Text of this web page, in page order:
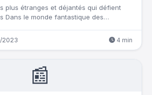
plus étranges et déjantés qui défient
Dans le monde fantastique des…
2023 4 min
📰